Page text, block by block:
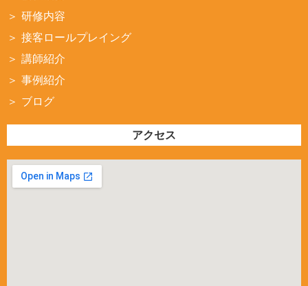
研修内容
接客ロールプレイング
講師紹介
事例紹介
ブログ
アクセス